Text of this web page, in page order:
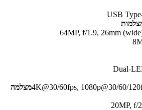
USB
64MP, f/1.9, 26mm
4K@30/60fps, 1080p@30/מצלמה